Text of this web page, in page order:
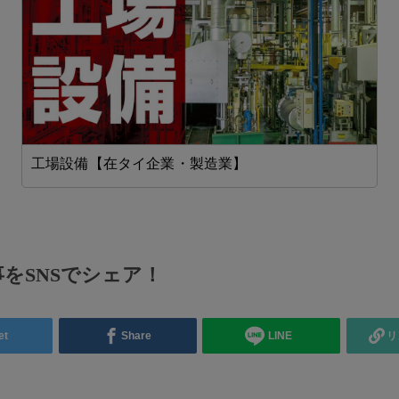
工場設備【在タイ企業・製造業】
SNSでシェア！
Share LINE